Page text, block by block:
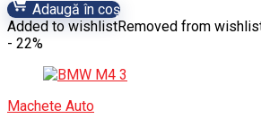
Adaugă în coș
Added to wishlistRemoved from
- 22%
Machete Auto